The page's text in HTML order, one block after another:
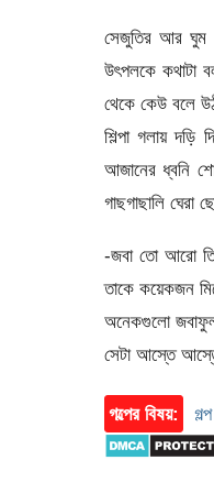
সেজুতির আর ঘুম
উৎপলকে কথাটা
থেকে কেউ বলে
শিল্পা গলায়
আজানের ধ্বনি
গাছগাছালি
-জবা তো আরো
তাকে কয়েকজন
অনেকগুলো
সেটা আস্তে
গল্পের বিষয়: গল্প